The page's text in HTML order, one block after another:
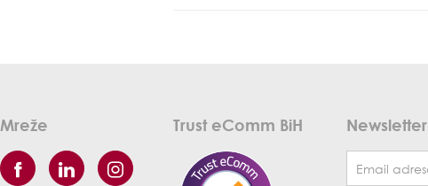
Mreže Trust eComm BiH Newsletter